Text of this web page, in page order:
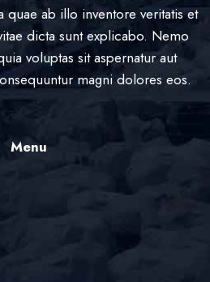
quae ab illo inventore veritatis et
dicta sunt explicabo. Nemo
voluptas sit aspernatur aut
magni dolores eos.
Menu